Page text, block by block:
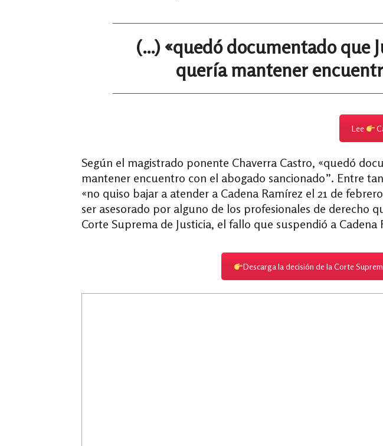
(…) «quedó documentado que
quería mantener
Lee
Según el magistrado ponente Chaverra Castro, «quedó
mantener encuentro con el abogado sancionado”. Entre
«no quiso bajar a atender a Cadena Ramírez el 21 de
ser asesorado por alguno de los profesionales de derecho
Corte Suprema de Justicia, el fallo que suspendió a Cadena
Descarga la decisión de la Corte